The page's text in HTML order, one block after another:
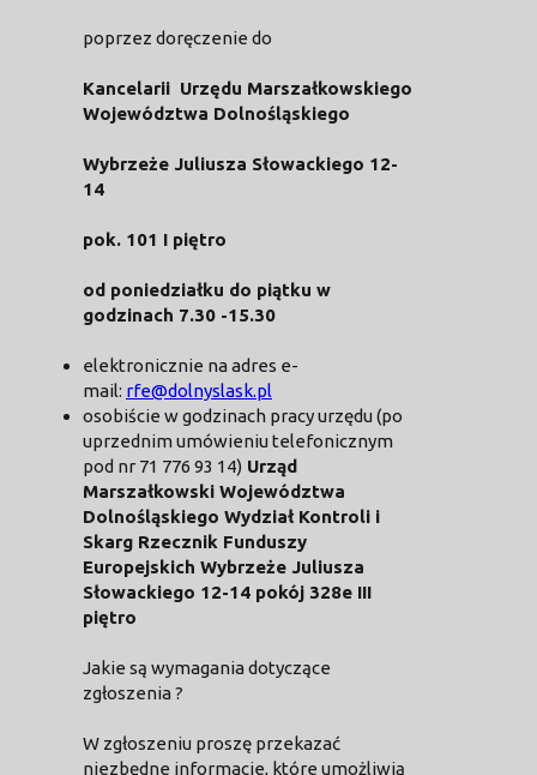
poprzez doręczenie do
Kancelarii Urzędu Marszałkowskiego
Województwa Dolnośląskiego
Wybrzeże Juliusza Słowackiego 12-
14
pok. 101 I piętro
od poniedziałku do piątku w
godzinach 7.30 -15.30
elektronicznie na adres e-
mail: rfe@dolnyslask.pl
osobiście w godzinach pracy urzędu (po
uprzednim umówieniu telefonicznym
pod nr 71 776 93 14) Urząd
Marszałkowski Województwa
Dolnośląskiego Wydział Kontroli i
Skarg Rzecznik Funduszy
Europejskich Wybrzeże Juliusza
Słowackiego 12-14 pokój 328e III
piętro
Jakie są wymagania dotyczące
zgłoszenia ?
W zgłoszeniu proszę przekazać
niezbędne informacje, które umożliwią